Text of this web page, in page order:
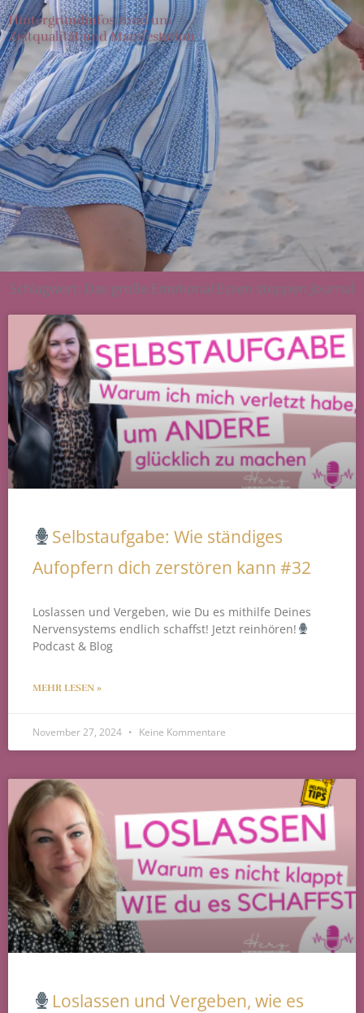
Hintergrundinfos rund um
Zeitqualität und Manifestation
Schlagwort: Das große Emotional Essen stoppen Journal
Selbstaufgabe: Wie ständiges
Aufopfern dich zerstören kann #32
Loslassen und Vergeben, wie Du es mithilfe Deines
Nervensystems endlich schaffst! Jetzt reinhören!
Podcast & Blog
MEHR LESEN »
November 27, 2024 Keine Kommentare
Loslassen und Vergeben, wie es